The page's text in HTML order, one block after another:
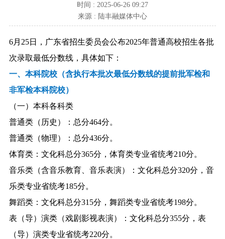
时间 : 2025-06-26 09:27
来源 : 陆丰融媒体中心
6月25日，广东省招生委员会公布2025年普通高校招生各批
次录取最低分数线，具体如下：
一、本科院校（含执行本批次最低分数线的提前批军检和
非军检本科院校）
（一）本科各科类
普通类（历史）：总分464分。
普通类（物理）：总分436分。
体育类：文化科总分365分，体育类专业省统考210分。
音乐类（含音乐教育、音乐表演）：文化科总分320分，音
乐类专业省统考185分。
舞蹈类：文化科总分315分，舞蹈类专业省统考198分。
表（导）演类（戏剧影视表演）：文化科总分355分，表
（导）演类专业省统考220分。